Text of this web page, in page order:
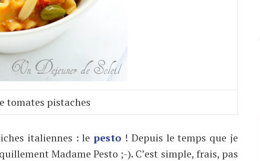
tomates pistaches
italiennes : lepesto ! Depuis le temps que je
Madame Pesto ;-). C’est simple, frais, pas